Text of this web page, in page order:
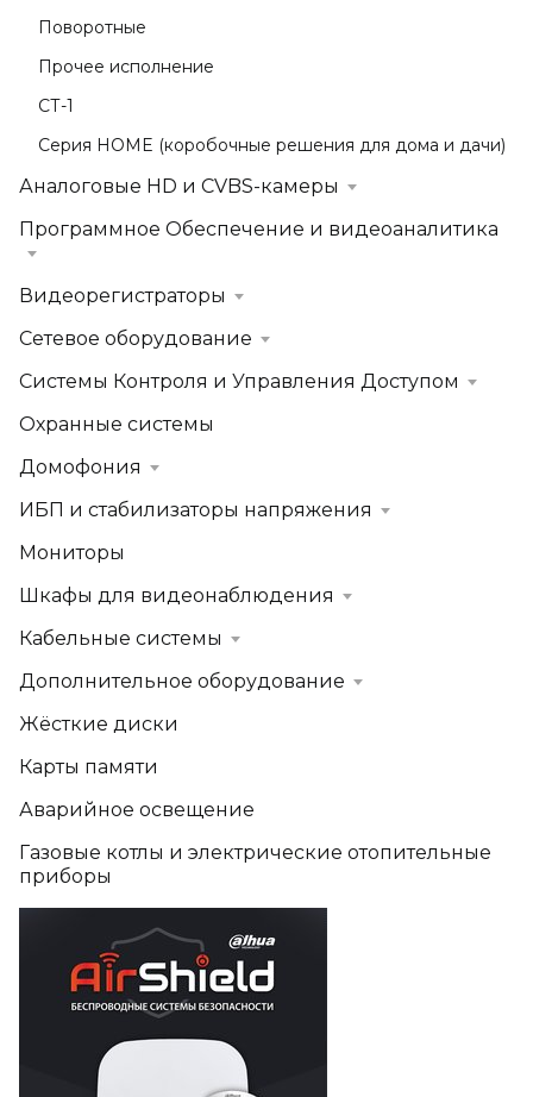
Поворотные
Прочее исполнение
СТ-1
Серия HOME (коробочные решения для дома и дачи)
Аналоговые HD и CVBS-камеры
Программное Обеспечение и видеоаналитика
Видеорегистраторы
Сетевое оборудование
Системы Контроля и Управления Доступом
Охранные системы
Домофония
ИБП и стабилизаторы напряжения
Мониторы
Шкафы для видеонаблюдения
Кабельные системы
Дополнительное оборудование
Жёсткие диски
Карты памяти
Аварийное освещение
Газовые котлы и электрические отопительные
приборы